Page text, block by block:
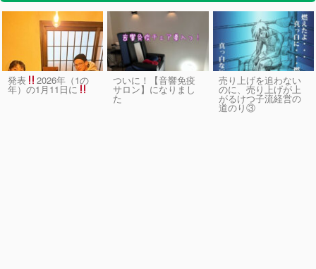
発表 2026年（1の
年）の1月11日に
ついに！【音響免疫
サロン】になりまし
た
売り上げを追わない
のに、売り上げが上
がるけつ子流経営の
道のり③